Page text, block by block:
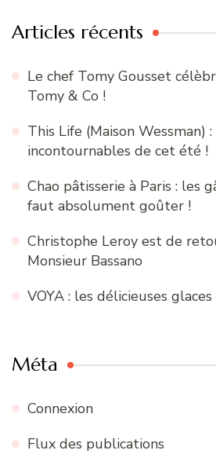
Articles récents
Le chef Tomy Gousset
Tomy & Co !
This Life (Maison Wessman)
incontournables de cet été !
Chao pâtisserie à Paris : les
faut absolument goûter !
Christophe Leroy est de
Monsieur Bassano
VOYA : les délicieuses
Méta
Connexion
Flux des publications